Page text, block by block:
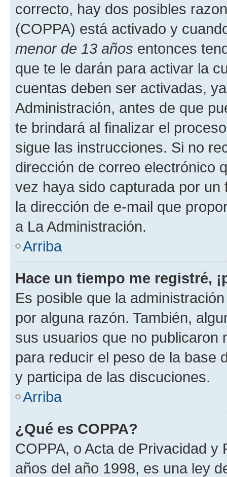
correcto, hay dos posibles
(COPPA) está activado y
menor de 13 años entonces
que te le darán para activar la
cuentas deben ser activadas,
Administración, antes de que
te brindará al finalizar el
sigue las instrucciones. Si no
dirección de correo electrónico
vez haya sido capturada por
la dirección de e-mail que
a La Administración.
Arriba
Hace un tiempo me registré,
Es posible que la
por alguna razón. También,
sus usuarios que no publicaron
para reducir el peso de la base
y participa de las discuciones.
Arriba
¿Qué es COPPA?
COPPA, o Acta de Privacidad
años del año 1998, es una ley